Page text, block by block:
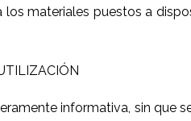
los materiales puestos a
informativa, sin que